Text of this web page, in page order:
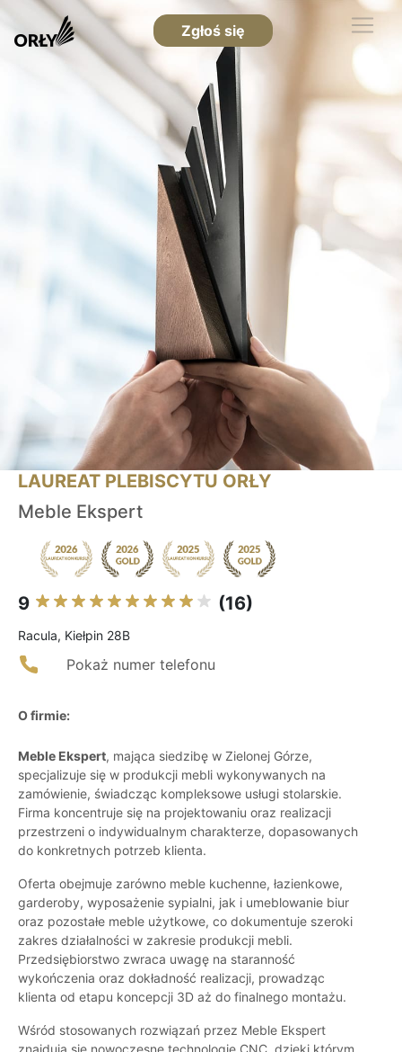
Zgłoś się
LAUREAT PLEBISCYTU ORŁY
Meble Ekspert
9 (16)
Racula, Kiełpin 28B
Pokaż numer telefonu
O firmie:
Meble Ekspert, mająca siedzibę w Zielonej Górze,
specjalizuje się w produkcji mebli wykonywanych na
zamówienie, świadcząc kompleksowe usługi stolarskie.
Firma koncentruje się na projektowaniu oraz realizacji
przestrzeni o indywidualnym charakterze, dopasowanych
do konkretnych potrzeb klienta.
Oferta obejmuje zarówno meble kuchenne, łazienkowe,
garderoby, wyposażenie sypialni, jak i umeblowanie biur
oraz pozostałe meble użytkowe, co dokumentuje szeroki
zakres działalności w zakresie produkcji mebli.
Przedsiębiorstwo zwraca uwagę na staranność
wykończenia oraz dokładność realizacji, prowadząc
klienta od etapu koncepcji 3D aż do finalnego montażu.
Wśród stosowanych rozwiązań przez Meble Ekspert
znajdują się nowoczesne technologie CNC, dzięki którym